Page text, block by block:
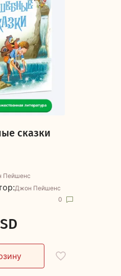
сказки
Пейшенс
Джон Пейшенс
0